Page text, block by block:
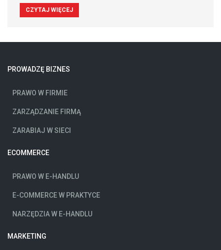
CZYTAJ WIĘCEJ
PROWADZĘ BIZNES
PRAWO W FIRMIE
ZARZĄDZANIE FIRMĄ
ZARABIAJ W SIECI
ECOMMERCE
PRAWO W E-HANDLU
E-COMMERCE W PRAKTYCE
NARZĘDZIA W E-HANDLU
MARKETING